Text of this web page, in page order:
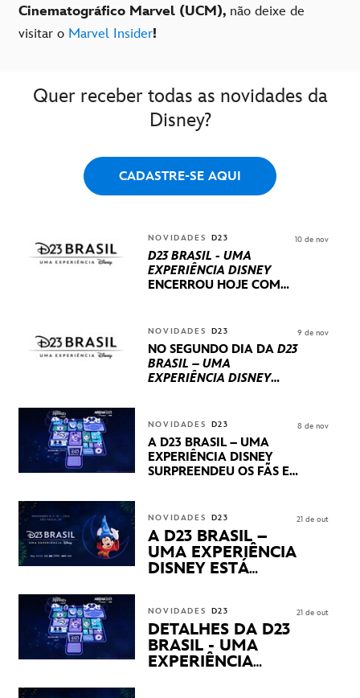
Cinematográfico Marvel (UCM), não deixe de
visitar o Marvel Insider!
Quer receber todas as novidades da
Disney?
CADASTRE-SE AQUI
NOVIDADES D23
D23 BRASIL - UMA
EXPERIÊNCIA DISNEY
ENCERROU HOJE COM
INTERNACIONAIS E
PRODUÇÕES BRASILEIRAS
10 de nov
NOVIDADES D23
NO SEGUNDO DIA DA D23
BRASIL – UMA
EXPERIÊNCIA DISNEY
STUDIOS REVELARAM
PRÉVIAS E NOVIDADES
DOS SEUS PRÓXIMOS
LANÇAMENTOS
9 de nov
NOVIDADES D23
A D23 BRASIL – UMA
EXPERIÊNCIA DISNEY
SURPREENDEU OS FÃS EM
APRESENTAÇÕES E
PRODUTOS EXCLUSIVOS
NO TRANSAMÉRICA EXPO
CENTER EM SÃO PAULO
8 de nov
NOVIDADES D23
A D23 BRASIL –
UMA EXPERIÊNCIA
DISNEY ESTÁ
21 de out
NOVIDADES D23
DETALHES DA D23
BRASIL - UMA
EXPERIÊNCIA
21 de out